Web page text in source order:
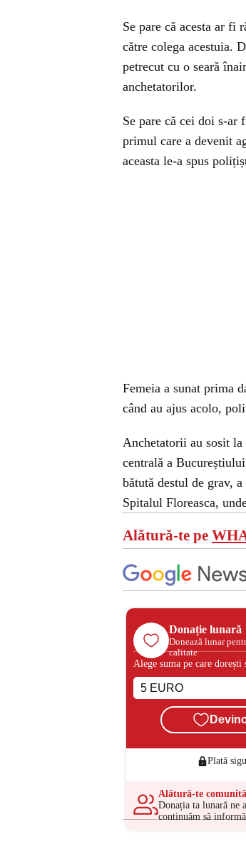
Se pare că acesta ar fi
către colega acestuia.
petrecut cu o seară
anchetatorilor.
Se pare că cei doi s-ar
primul care a devenit
aceasta le-a spus
Femeia a sunat prima
când au ajus acolo,
Anchetatorii au sosit
centrală a
bătută destul de grav,
Spitalul Floreasca,
Alătură-te pe
Donație lunară
Donează lunar
calitate
Alege suma pe care dorești
Plată
Alătură-te
Donația ta lunară ne
continuăm să